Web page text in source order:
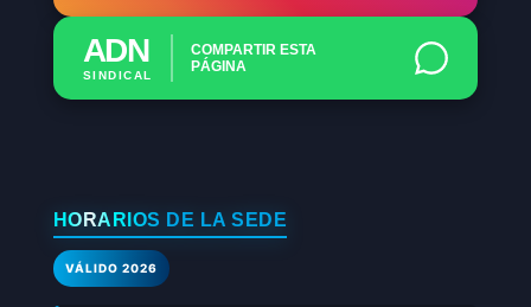
ADN
SINDICAL
COMPARTIR ESTA
PÁGINA
HORARIOS DE LA SEDE
VÁLIDO 2026